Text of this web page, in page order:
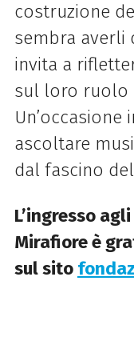
costruzione
sembra averli
invita a
sul loro ruolo
ascoltare
dal fascino
L’ingresso
Mirafiore è
sul sito